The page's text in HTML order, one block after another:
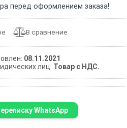
перед оформлением заказа!
08.11.2021
лиц. Товар с НДС.
WhatsApp